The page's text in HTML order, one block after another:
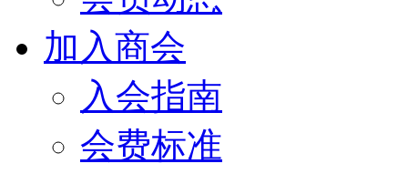
加入商会
入会指南
会费标准